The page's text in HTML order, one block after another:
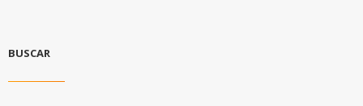
BUSCAR